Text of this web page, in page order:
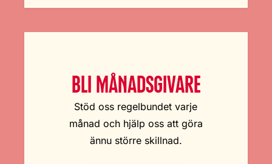
BLI MÅNADSGIVARE
Stöd oss regelbundet varje
månad och hjälp oss att göra
ännu större skillnad.